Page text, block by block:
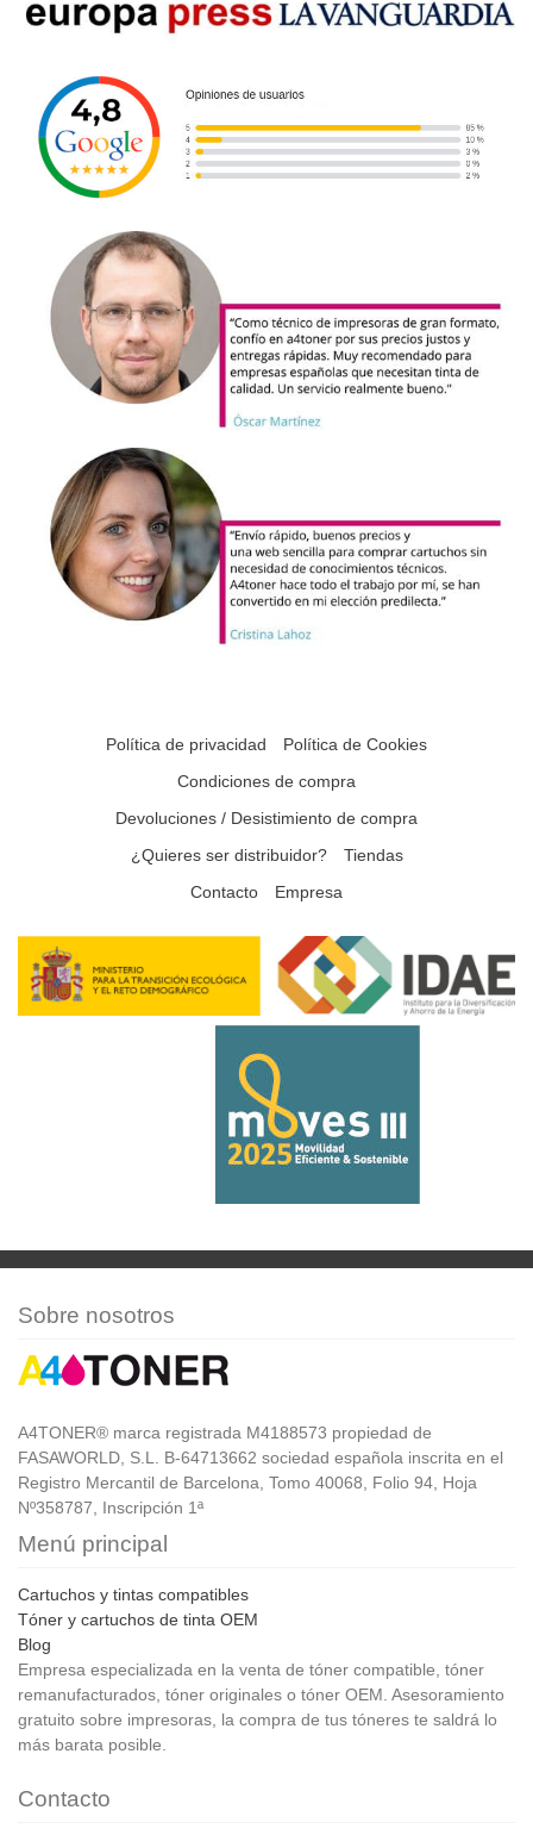
Política de privacidad
Política de Cookies
Condiciones de compra
Devoluciones / Desistimiento de compra
¿Quieres ser distribuidor?
Tiendas
Contacto
Empresa
Sobre nosotros
A4TONER® marca registrada M4188573 propiedad de
FASAWORLD, S.L. B-64713662 sociedad española inscrita en el
Registro Mercantil de Barcelona, Tomo 40068, Folio 94, Hoja
Nº358787, Inscripción 1ª
Menú principal
Cartuchos y tintas compatibles
Tóner y cartuchos de tinta OEM
Blog
Empresa especializada en la venta de tóner compatible, tóner
remanufacturados, tóner originales o tóner OEM. Asesoramiento
gratuito sobre impresoras, la compra de tus tóneres te saldrá lo
más barata posible.
Contacto